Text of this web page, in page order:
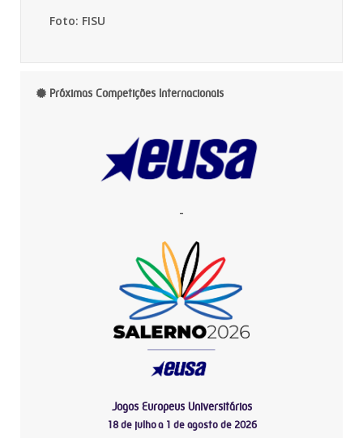
Foto: FISU
Próximas Competições Internacionais
-
Jogos Europeus Universitários
18 de julho a 1 de agosto de 2026